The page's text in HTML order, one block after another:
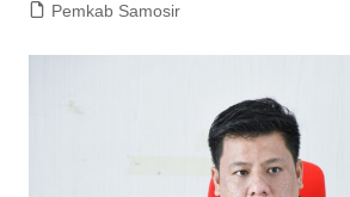
Pemkab Samosir